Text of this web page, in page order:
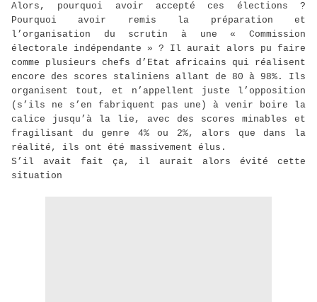
Alors, pourquoi avoir accepté ces élections ?
Pourquoi avoir remis la préparation et
l’organisation du scrutin à une « Commission
électorale indépendante » ? Il aurait alors pu faire
comme plusieurs chefs d’Etat africains qui réalisent
encore des scores staliniens allant de 80 à 98%. Ils
organisent tout, et n’appellent juste l’opposition
(s’ils ne s’en fabriquent pas une) à venir boire la
calice jusqu’à la lie, avec des scores minables et
fragilisant du genre 4% ou 2%, alors que dans la
réalité, ils ont été massivement élus.
S’il avait fait ça, il aurait alors évité cette
situation